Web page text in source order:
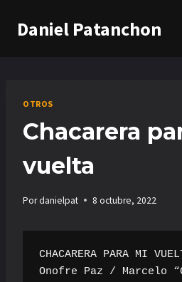
Daniel Patanchon
OTROS
Chacarera
vuelta
Pordanielpat 8 octubre, 2022
CHACARERA PARA MI
Onofre Paz / Marcelo